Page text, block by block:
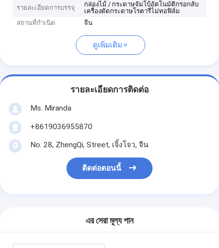
รายละเอียดการบรรจุ
กล่องไม้ / กระดาษจัมโบ้อัตโนมัติกรอกลับ
เครื่องตัดกระดาษโรตารีไม่ทอฟิล์ม
สถานที่กำเนิด
จีน
ดูเพิ่มเติม
รายละเอียดการติดต่อ
Ms. Miranda
+8619036955870
No. 28, ZhengQi, Street, เจิ้งโจว, จีน
ติดต่อตอนนี้
এর সেরা মূল্য পান